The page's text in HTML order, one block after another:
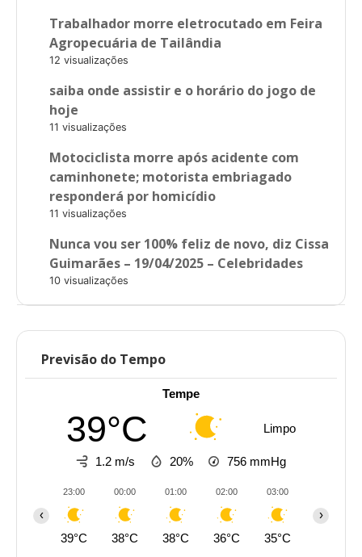
Trabalhador morre eletrocutado em Feira
Agropecuária de Tailândia
12 visualizações
saiba onde assistir e o horário do jogo de
hoje
11 visualizações
Motociclista morre após acidente com
caminhonete; motorista embriagado
responderá por homicídio
11 visualizações
Nunca vou ser 100% feliz de novo, diz Cissa
Guimarães – 19/04/2025 – Celebridades
10 visualizações
Previsão do Tempo
Tempe
39°C Limpo
1.2 m/s 20% 756 mmHg
23:00
39°C
00:00
38°C
01:00
38°C
02:00
36°C
03:00
35°C
‹ ›